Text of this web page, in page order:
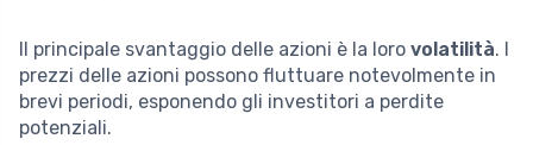
Il principale svantaggio delle azioni è la loro volatilità. I
prezzi delle azioni possono fluttuare notevolmente in
brevi periodi, esponendo gli investitori a perdite
potenziali.